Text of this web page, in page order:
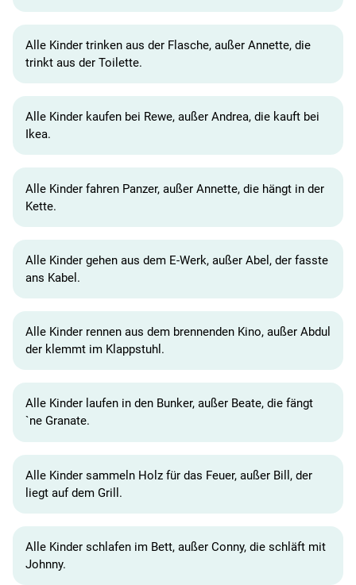
Alle Kinder trinken aus der Flasche, außer Annette, die
trinkt aus der Toilette.
Alle Kinder kaufen bei Rewe, außer Andrea, die kauft bei
Ikea.
Alle Kinder fahren Panzer, außer Annette, die hängt in der
Kette.
Alle Kinder gehen aus dem E-Werk, außer Abel, der fasste
ans Kabel.
Alle Kinder rennen aus dem brennenden Kino, außer Abdul
der klemmt im Klappstuhl.
Alle Kinder laufen in den Bunker, außer Beate, die fängt
`ne Granate.
Alle Kinder sammeln Holz für das Feuer, außer Bill, der
liegt auf dem Grill.
Alle Kinder schlafen im Bett, außer Conny, die schläft mit
Johnny.